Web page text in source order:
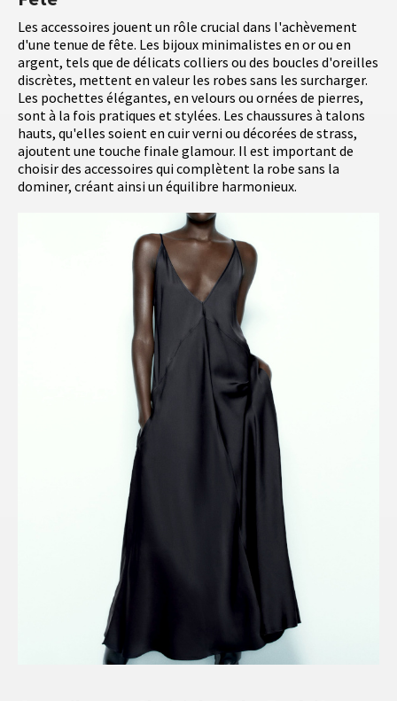
Les accessoires jouent un rôle crucial dans l'achèvement
d'une tenue de fête. Les bijoux minimalistes en or ou en
argent, tels que de délicats colliers ou des boucles d'oreilles
discrètes, mettent en valeur les robes sans les surcharger.
Les pochettes élégantes, en velours ou ornées de pierres,
sont à la fois pratiques et stylées. Les chaussures à talons
hauts, qu'elles soient en cuir verni ou décorées de strass,
ajoutent une touche finale glamour. Il est important de
choisir des accessoires qui complètent la robe sans la
dominer, créant ainsi un équilibre harmonieux.